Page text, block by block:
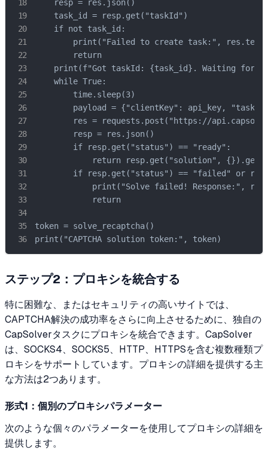
    resp = res.json()
    task_id = resp.get("taskId")
    if not task_id:
print("Failed to create task:",
        return
print(f"Got taskId: {task_id}. Waiting for
    while True:
        time.sleep(3)
payload = {"clientKey": api_key,
res = requests.post("https://
        resp = res.json()
        if resp.get("status") == "ready":
return resp.get("solution",
if resp.get("status") == "failed" or
print("Solve failed! Response:",
            return
token = solve_recaptcha()
print("CAPTCHA solution token:", token)
ステップ2：プロキシを統合する
特に困難な、またはセキュリティの高いサイトでは、
CAPTCHA解決の成功率をさらに向上させるために、独自の
CapSolverタスクにプロキシを統合できます。CapSolver
は、SOCKS4、SOCKS5、HTTP、HTTPSを含む複数種類プ
ロキシをサポートしています。プロキシの詳細を提供する主
な方法は2つあります。
形式1：個別のプロキシパラメーター
次のような個々のパラメーターを使用してプロキシの詳細を
提供します。